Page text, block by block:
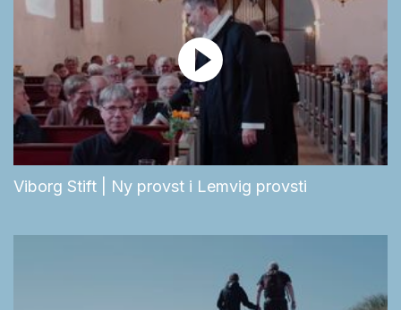
Viborg Stift | Ny provst i Lemvig provsti